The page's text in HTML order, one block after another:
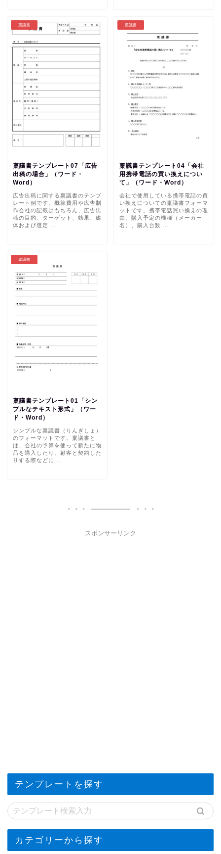
稟議書
稟議書テンプレート07「広告
出稿の場合」（ワード・
Word）
広告出稿に関する稟議書のテンプ
レート例です。概算費用や広告制
作会社の記載はもちろん、広告出
稿の目的、ターゲット、効果、媒
体および選定 …
稟議書
稟議書テンプレート04「会社
用携帯電話の買い換えについ
て」（ワード・Word）
会社で使用している携帯電話の買
い換えについての稟議書フォーマ
ットです。携帯電話買い換えの理
由、購入予定の機種（メーカー
名）、購入台数 …
稟議書
稟議書テンプレート01「シン
プルなテキスト形式」（ワー
ド・Word）
シンプルな稟議書（りんぎしょ）
のフォーマットです。稟議書と
は、会社の予算を使って新たに物
品を購入したり、顧客と契約した
りする際などに …
スポンサーリンク
テンプレートを探す
カテゴリーから探す